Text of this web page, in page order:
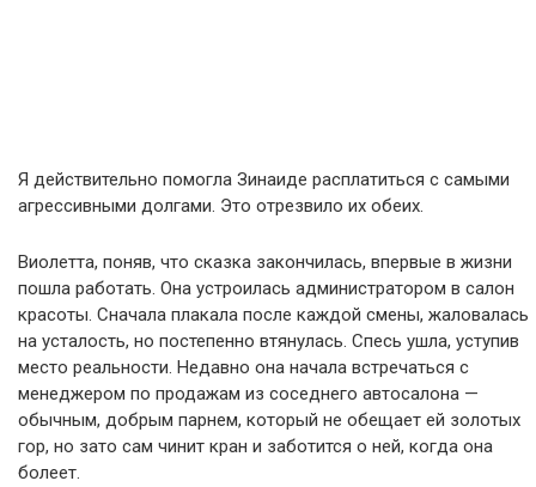
Я действительно помогла Зинаиде расплатиться с самыми
агрессивными долгами. Это отрезвило их обеих.
Виолетта, поняв, что сказка закончилась, впервые в жизни
пошла работать. Она устроилась администратором в салон
красоты. Сначала плакала после каждой смены, жаловалась
на усталость, но постепенно втянулась. Спесь ушла, уступив
место реальности. Недавно она начала встречаться с
менеджером по продажам из соседнего автосалона —
обычным, добрым парнем, который не обещает ей золотых
гор, но зато сам чинит кран и заботится о ней, когда она
болеет.